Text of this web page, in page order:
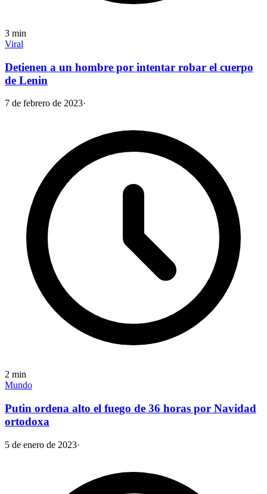
3 min
Viral
Detienen a un hombre por intentar robar el cuerpo
de Lenin
7 de febrero de 2023·
2 min
Mundo
Putin ordena alto el fuego de 36 horas por Navidad
ortodoxa
5 de enero de 2023·